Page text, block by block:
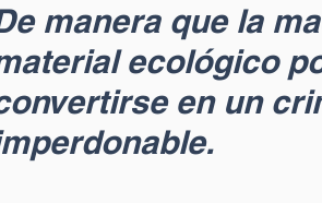
manera que la
ecológico
en un